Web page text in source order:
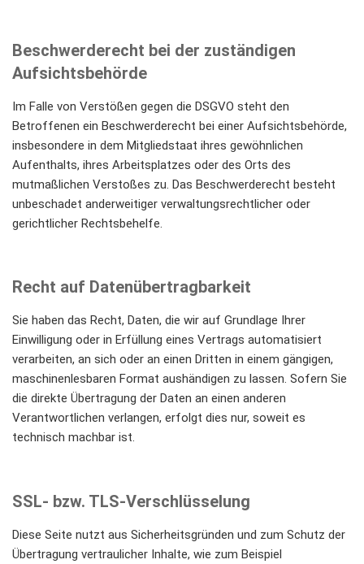
Beschwerderecht bei der zuständigen
Aufsichtsbehörde
Im Falle von Verstößen gegen die DSGVO steht den
Betroffenen ein Beschwerderecht bei einer Aufsichtsbehörde,
insbesondere in dem Mitgliedstaat ihres gewöhnlichen
Aufenthalts, ihres Arbeitsplatzes oder des Orts des
mutmaßlichen Verstoßes zu. Das Beschwerderecht besteht
unbeschadet anderweitiger verwaltungsrechtlicher oder
gerichtlicher Rechtsbehelfe.
Recht auf Datenübertragbarkeit
Sie haben das Recht, Daten, die wir auf Grundlage Ihrer
Einwilligung oder in Erfüllung eines Vertrags automatisiert
verarbeiten, an sich oder an einen Dritten in einem gängigen,
maschinenlesbaren Format aushändigen zu lassen. Sofern Sie
die direkte Übertragung der Daten an einen anderen
Verantwortlichen verlangen, erfolgt dies nur, soweit es
technisch machbar ist.
SSL- bzw. TLS-Verschlüsselung
Diese Seite nutzt aus Sicherheitsgründen und zum Schutz der
Übertragung vertraulicher Inhalte, wie zum Beispiel